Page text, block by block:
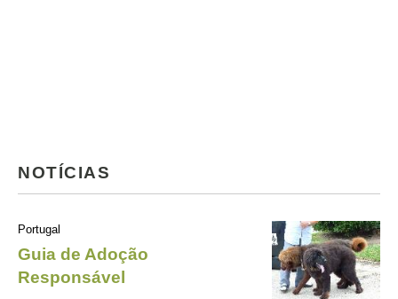
NOTÍCIAS
Portugal
Guia de Adoção
Responsável